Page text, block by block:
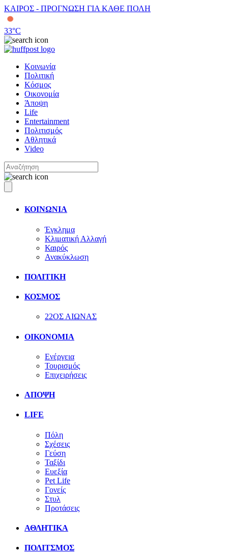
ΚΑΙΡΟΣ - ΠΡΟΓΝΩΣΗ ΓΙΑ ΚΑΘΕ ΠΟΛΗ
33°C
Κοινωνία
Πολιτική
Κόσμος
Οικονομία
Άποψη
Life
Entertainment
Πολιτισμός
Αθλητικά
Video
ΚΟΙΝΩΝΙΑ
Έγκλημα
Κλιματική Αλλαγή
Καιρός
Ανακύκλωση
ΠΟΛΙΤΙΚΗ
ΚΟΣΜΟΣ
22ΟΣ ΑΙΩΝΑΣ
ΟΙΚΟΝΟΜΙΑ
Ενέργεια
Τουρισμός
Επιχειρήσεις
ΑΠΟΨΗ
LIFE
Πόλη
Σχέσεις
Γεύση
Ταξίδι
Ευεξία
Pet Life
Γονείς
Στυλ
Προτάσεις
ΑΘΛΗΤΙΚΑ
ΠΟΛΙΤΣΜΟΣ